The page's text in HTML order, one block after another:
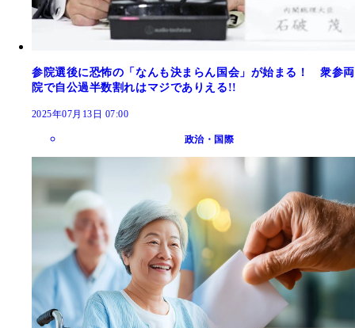
参院選後に恐怖の「なんも決まらん国会」が始まる！ 衆参両
院で自公過半数割れはマジでありえる!!
2025年07月13日 07:00
政治・国際